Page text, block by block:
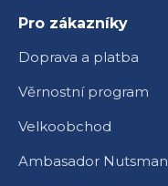
Pro zákazníky
Doprava a platba
Věrnostní program
Velkoobchod
Ambasador Nutsman